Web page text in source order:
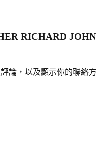
RICHARD JOHN
論，以及顯示你的聯絡方